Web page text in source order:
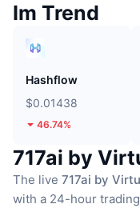
Im Trend
Hashflow
$0.01438
46.74%
717ai by
The live 717ai by
with a 24-hour